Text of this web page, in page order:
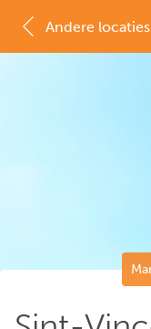
Andere locaties